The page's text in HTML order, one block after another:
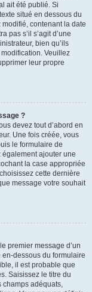
ait été publié. Si
situé en dessous du
contenant la date
pas s’il s’agit d’une
bien qu’ils
Veuillez
leur propre
?
devez tout d’abord en
Une fois créée, vous
le formulaire de
également ajouter une
la case appropriée
cette dernière
message votre souhait
premier message d’un
dessous du formulaire
il est probable que
Saisissez le titre du
champs adéquats,